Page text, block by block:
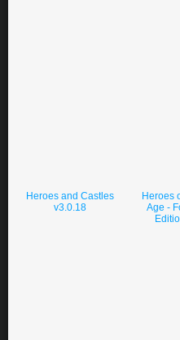
Heroes and Castles
v3.0.18
Heroes
Age -